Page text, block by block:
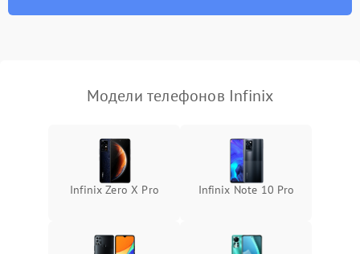
Модели телефонов Infinix
Infinix Zero X Pro Infinix Note 10 Pro